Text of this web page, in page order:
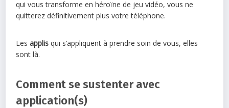
qui vous transforme en héroïne de jeu vidéo, vous ne
quitterez définitivement plus votre téléphone.
Lesapplis qui s’appliquent à prendre soin de vous, elles
sont là.
Comment se sustenter avec
application(s)